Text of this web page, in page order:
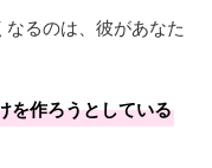
るのは、彼があなた
を作ろうとしている